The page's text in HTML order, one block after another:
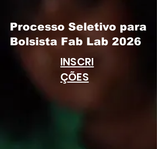
Processo Seletivo para
Bolsista Fab Lab 2026
INSCRI
ÇÕES